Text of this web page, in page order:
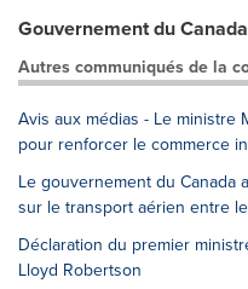
Gouvernement du Canada
Autres communiqués de la
Avis aux médias - Le ministre
pour renforcer le commerce
Le gouvernement du Canada
sur le transport aérien entre
Déclaration du premier
Lloyd Robertson